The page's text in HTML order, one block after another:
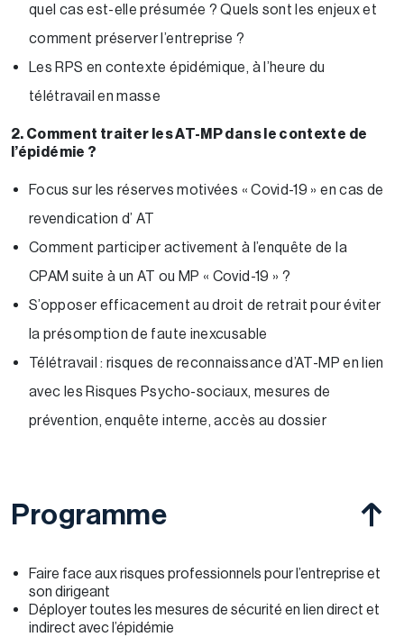
quel cas est-elle présumée ? Quels sont les enjeux et
comment préserver l’entreprise ?
Les RPS en contexte épidémique, à l’heure du
télétravail en masse
2. Comment traiter les AT-MP dans le contexte de
l’épidémie ?
Focus sur les réserves motivées « Covid-19 » en cas de
revendication d’ AT
Comment participer activement à l’enquête de la
CPAM suite à un AT ou MP « Covid-19 » ?
S’opposer efficacement au droit de retrait pour éviter
la présomption de faute inexcusable
Télétravail : risques de reconnaissance d’AT-MP en lien
avec les Risques Psycho-sociaux, mesures de
prévention, enquête interne, accès au dossier
Programme
Faire face aux risques professionnels pour l’entreprise et
son dirigeant
Déployer toutes les mesures de sécurité en lien direct et
indirect avec l’épidémie